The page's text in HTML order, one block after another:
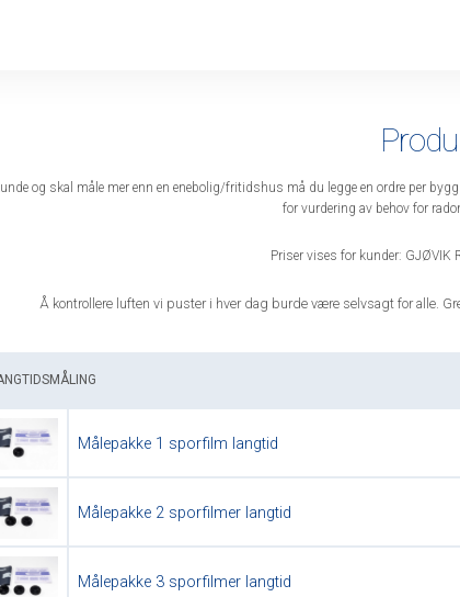
og skal måle mer enn en enebolig/fritidshus må du legge en ordre per
for vurdering av behov for
Priser vises for kunder: GJØVIK
Å kontrollere luften vi puster i hver dag burde være selvsagt for alle.
Målepakke 1 sporfilm langtid
Målepakke 2 sporfilmer langtid
Målepakke 3 sporfilmer langtid